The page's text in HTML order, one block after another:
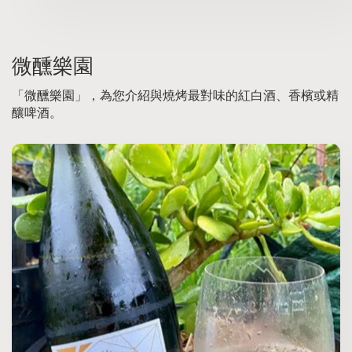
微醺樂園
「微醺樂園」，為您介紹與燒烤最對味的紅白酒、香檳或精
釀啤酒。